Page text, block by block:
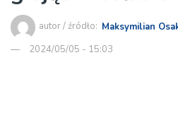
autor / źródło: Maksymilian
2024/05/05 - 15:03